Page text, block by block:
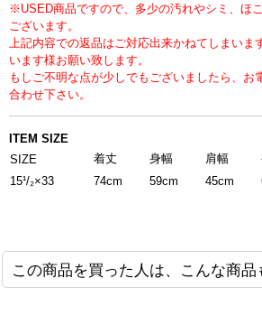
※USED商品ですので、多少の汚れやシミ、ほ
ございます。
上記内容での返品はご対応出来かねてしまいま
います様お願い致します。
もしご不明な点が少しでもございましたら、お
合わせ下さい。
ITEM SIZE
SIZE
着丈 身幅 肩幅
15¹/₂×33
74cm 59cm 45cm
この商品を買った人は、こんな商